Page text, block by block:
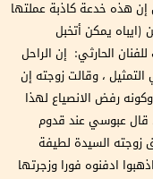
هذه خدعة كاذبة عملتها
يمكن أتخبل
الحارثي: إن الراحل
، وقالت زوجته إن
رفض الانصياع لهذا
قال عبوسي عند قدوم
زوجته السيدة لطيفة
ادفنوه فورا وزجرتها